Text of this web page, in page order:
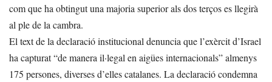
com que ha obtingut una majoria superior als dos terços es llegirà
al ple de la cambra.
El text de la declaració institucional denuncia que l’exèrcit d’Israel
ha capturat “de manera il·legal en aigües internacionals” almenys
175 persones, diverses d’elles catalanes. La declaració condemna